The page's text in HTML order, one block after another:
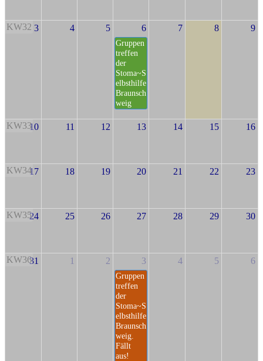
KW32 3 4 5 6
Gruppen
treffen
der
Stoma~S
elbsthilfe
Braunsch
weig
7 8 9
KW3310 11 12 13 14 15 16
KW3417 18 19 20 21 22 23
KW3524 25 26 27 28 29 30
KW3631 1 2 3
Gruppen
treffen
der
Stoma~S
elbsthilfe
Braunsch
weig.
Fällt
aus!
4 5 6